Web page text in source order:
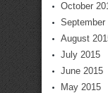
October
September
August
July 2015
June 2015
May 2015